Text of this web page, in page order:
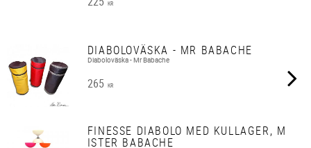
KR
DIABOLOVÄSKA - MR BABACHE
Diaboloväska - Mr Babache
265 KR
FINESSE DIABOLO MED KULLAGER, M
ISTER BABACHE